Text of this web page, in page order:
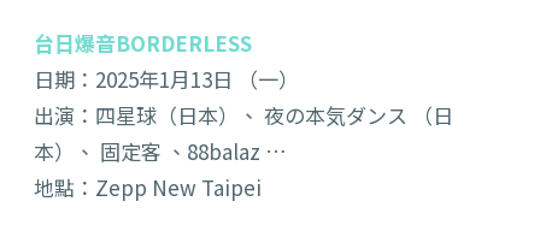
台日爆音BORDERLESS
日期：2025年1月13日 （一）
出演：四星球（日本）、 夜の本気ダンス （日
本）、 固定客 、88balaz …
地點：Zepp New Taipei